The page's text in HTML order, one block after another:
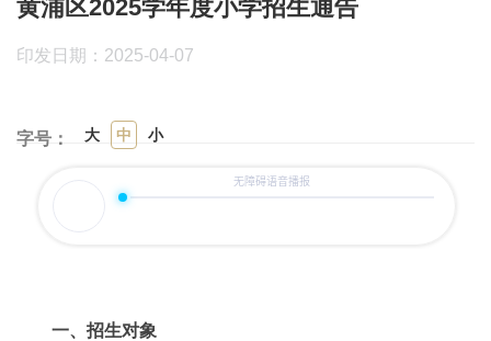
黄浦区2025学年度小学招生通告
印发日期：2025-04-07
字号： 大 中 小
一、招生对象